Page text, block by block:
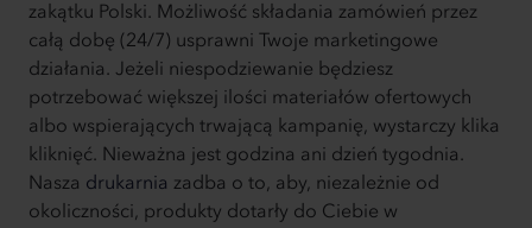
zakątku Polski. Możliwość składania zamówień przez
całą dobę (24/7) usprawni Twoje marketingowe
działania. Jeżeli niespodziewanie będziesz
potrzebować większej ilości materiałów ofertowych
albo wspierających trwającą kampanię, wystarczy klika
kliknięć. Nieważna jest godzina ani dzień tygodnia.
Nasza drukarnia zadba o to, aby, niezależnie od
okoliczności, produkty dotarły do Ciebie w